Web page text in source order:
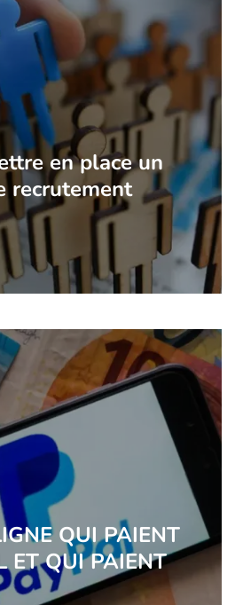
en place un
recrutement
QUI PAIENT
ET QUI PAIENT